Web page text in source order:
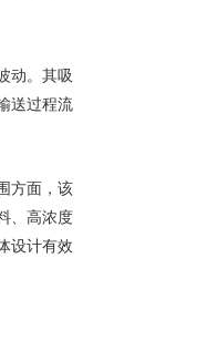
动。其吸
送过程流
方面，该
、高浓度
设计有效